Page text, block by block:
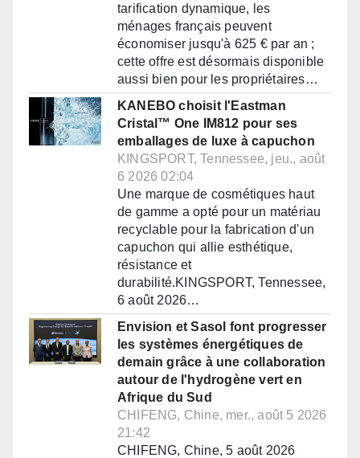
tarification dynamique, les
ménages français peuvent
économiser jusqu'à 625 € par an ;
cette offre est désormais disponible
aussi bien pour les propriétaires…
KANEBO choisit l'Eastman
Cristal™ One IM812 pour ses
emballages de luxe à capuchon
KINGSPORT, Tennessee, jeu., août
6 2026 02:04
Une marque de cosmétiques haut
de gamme a opté pour un matériau
recyclable pour la fabrication d'un
capuchon qui allie esthétique,
résistance et
durabilité.KINGSPORT, Tennessee,
6 août 2026…
Envision et Sasol font progresser
les systèmes énergétiques de
demain grâce à une collaboration
autour de l'hydrogène vert en
Afrique du Sud
CHIFENG, Chine, mer., août 5 2026
21:42
CHIFENG, Chine, 5 août 2026